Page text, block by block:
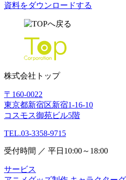
資料をダウンロードする
株式会社トップ
〒160-0022
東京都新宿区新宿1-16-10
コスモス御苑ビル5階
TEL.03-3358-9715
受付時間 ／ 平日10:00～18:00
サービス